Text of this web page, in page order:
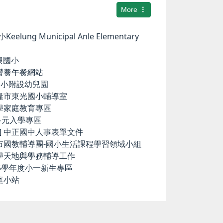
More
Keelung Municipal Anle Elementary
國小
養午餐網站
附設幼兒園
東光國小輔導室
家庭教育專區
入學專區
正國中人事表單文件
教輔導團-國小生活課程學習領域小組
地與學務輔導工作
年度小一新生專區
小站